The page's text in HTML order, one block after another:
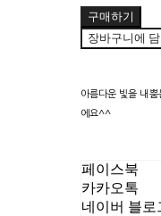
구매하기
장바구니에
아름다운 빛을 내뿜
에요^^
페이스북
카카오톡
네이버 블로